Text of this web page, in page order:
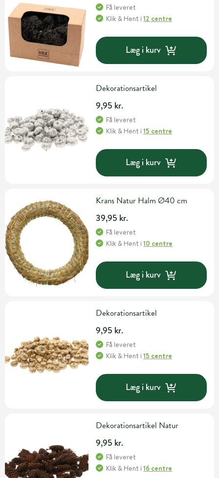
Få leveret
Klik & Hent i12 centre
Læg i kurv
Dekorationsartikel
9,95 kr.
Få leveret
Klik & Hent i15 centre
Læg i kurv
Krans Natur Halm Ø40 cm
39,95 kr.
Få leveret
Klik & Hent i10 centre
Læg i kurv
Dekorationsartikel
9,95 kr.
Få leveret
Klik & Hent i15 centre
Læg i kurv
Dekorationsartikel Natur
9,95 kr.
Få leveret
Klik & Hent i16 centre